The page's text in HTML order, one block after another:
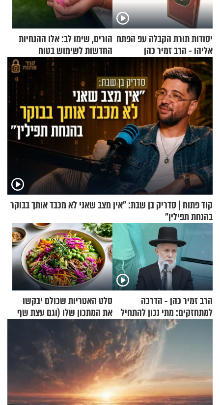
יסודות תורת הקבלה עפ הפתח
אליהו - הרב זמיר כהן
הורים, שימו לב: אלו ההנחיות
החדשות לשימוש בטוח
בסקווישי לאחר מקרי אשפוז
קוד פתוח | סדריק בן שבת: "אין מצב שאני לא מכבד אותך בבוקר
בהנחת תפילין"
הרב זמיר כהן - הדרכה
למתחזקים: מתי נכון להתחיל
עם לבישת הציצית?
סלט האטריות שכולם יבקשו
את המתכון שלו (וגם עצת שף
להגשת הרוטב)